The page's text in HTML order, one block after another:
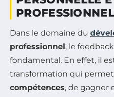
Dans le domaine du
professionnel, le
fondamental. En effet, il
transformation qui
compétences, de gagner